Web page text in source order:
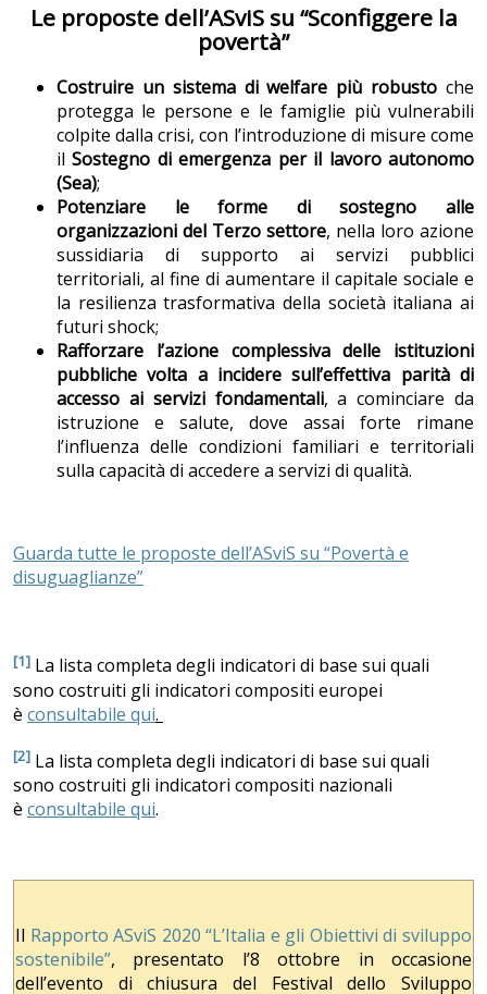
Le proposte dell’ASviS su “Sconfiggere la
povertà”
Costruire un sistema di welfare più robusto che
protegga le persone e le famiglie più vulnerabili
colpite dalla crisi, con l’introduzione di misure come
ilSostegno di emergenza per il lavoro autonomo
(Sea);
Potenziare le forme di sostegno alle
organizzazioni del Terzo settore, nella loro azione
sussidiaria di supporto ai servizi pubblici
territoriali, al fine di aumentare il capitale sociale e
la resilienza trasformativa della società italiana ai
futuri shock;
Rafforzare l’azione complessiva delle istituzioni
pubbliche volta a incidere sull’effettiva parità di
accesso ai servizi fondamentali, a cominciare da
istruzione e salute, dove assai forte rimane
l’influenza delle condizioni familiari e territoriali
sulla capacità di accedere a servizi di qualità.
Guarda tutte le proposte dell’ASviS su “Povertà e
disuguaglianze”
[1] La lista completa degli indicatori di base sui quali
sono costruiti gli indicatori compositi europei
è consultabile qui.
[2] La lista completa degli indicatori di base sui quali
sono costruiti gli indicatori compositi nazionali
è consultabile qui.
Il Rapporto ASviS 2020 “L’Italia e gli Obiettivi di sviluppo
sostenibile”, presentato l’8 ottobre in occasione
dell’evento di chiusura del Festival dello Sviluppo